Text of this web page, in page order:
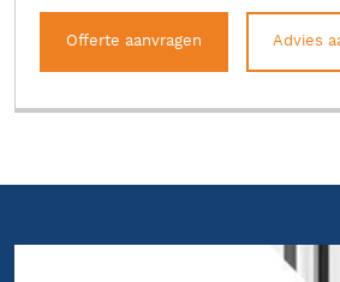
Offerte aanvragen Advies